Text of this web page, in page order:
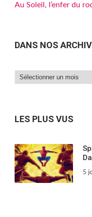
Au Soleil, l’enfer du
DANS NOS
Dans
LES PLUS VUS
5